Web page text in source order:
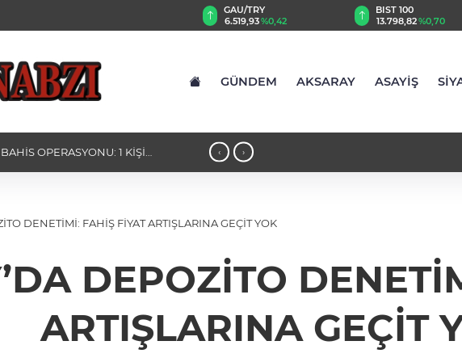
BIST 100
13.798,82%0,70
USD
47,6914%0,16
GÜNDEM AKSARAY ASAYİŞ
YENİ BELEDİYE HİZMET BİNASINA 16:14 - AKSARAY KAVRULACAK!
‹ ›
DENETİMİ: FAHİŞ FİYAT ARTIŞLARINA GEÇİT YOK
DEPOZİTO
ARTIŞLARINA GEÇİT